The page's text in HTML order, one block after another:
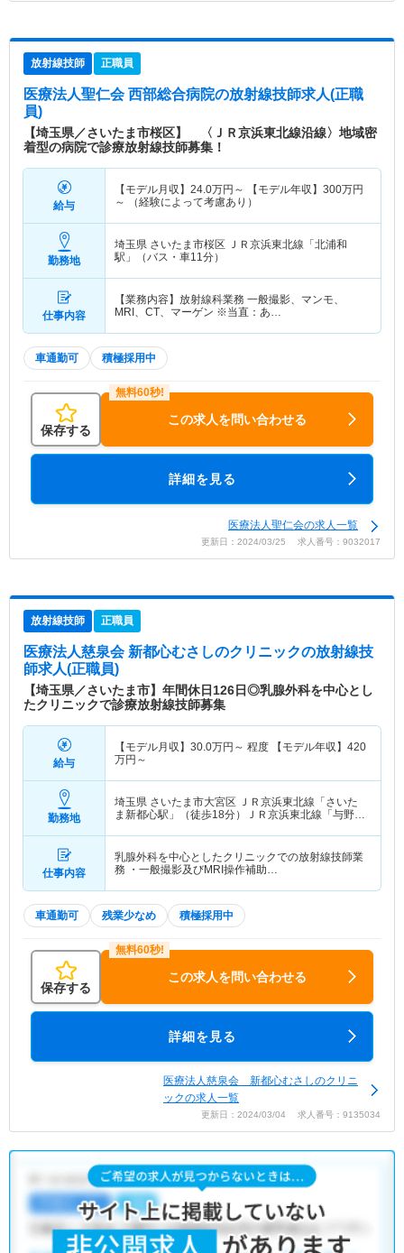
放射線技師 正職員
医療法人聖仁会 西部総合病院の放射線技師求人(正職
員)
【埼玉県／さいたま市桜区】 〈ＪＲ京浜東北線沿線〉地域密
着型の病院で診療放射線技師募集！
給与
【モデル月収】 24.0万円～ 【モデル年収】 300万円
～
（経験によって考慮あり）
勤務地
埼玉県 さいたま市桜区 ＪＲ京浜東北線「北浦和
駅」（バス・車11分）
仕事内容
【業務内容】放射線科業務 一般撮影、マンモ、
MRI、CT、マーゲン ※当直：あ…
車通勤可 積極採用中
保存する
この求人を問い合わせる
詳細を見る
医療法人聖仁会の求人一覧
更新日：2024/03/25 求人番号：9032017
放射線技師 正職員
医療法人慈泉会 新都心むさしのクリニックの放射線技
師求人(正職員)
【埼玉県／さいたま市】年間休日126日◎乳腺外科を中心とし
たクリニックで診療放射線技師募集
給与
【モデル月収】 30.0万円～ 程度 【モデル年収】 420
万円～
勤務地
埼玉県 さいたま市大宮区 ＪＲ京浜東北線「さいた
ま新都心駅」（徒歩18分）ＪＲ京浜東北線「与野
仕事内容
乳腺外科を中心としたクリニックでの放射線技師業
務 ・一般撮影及びMRI操作補助…
車通勤可 残業少なめ 積極採用中
保存する
この求人を問い合わせる
詳細を見る
医療法人慈泉会 新都心むさしのクリニ
ックの求人一覧
更新日：2024/03/04 求人番号：9135034